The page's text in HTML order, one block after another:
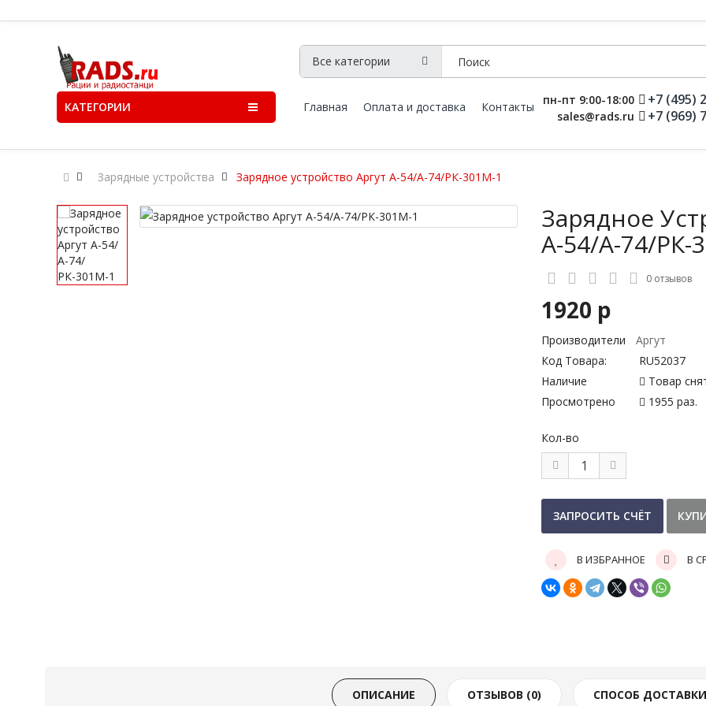
КАТЕГОРИИ Главная Оплата и доставка Контакты
пн-пт 9:00-18:00
sales@rads.ru
+7 (495)
+7 (969)
Зарядные устройства Зарядное устройство Аргут А-54/А-74/РК-301М-1
Зарядное
А-54/А-74/РК-
0 отзывов
1920 р
Производители
Аргут
Код Товара:
RU52037
Наличие
Товар
Просмотрено
1955 раз.
Кол-во
В ИЗБРАННОЕ В
ОПИСАНИЕ ОТЗЫВОВ (0) СПОСОБ ДОСТАВКИ